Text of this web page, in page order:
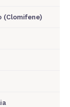
(Clomifene)